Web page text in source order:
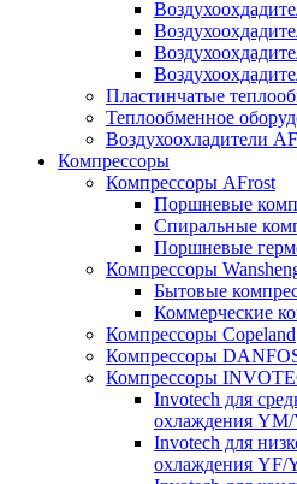
Пластинчатые
Теплообменное
Воздухоохладители
Компрессоры
Компрессоры AFrost
Поршневые
Спиральные
Поршневые
Компрессоры
Бытовые
Коммерческие
Компрессоры Copeland
Компрессоры
Компрессоры
Invotech для
охлаждения
Invotech для
охлаждения YF/